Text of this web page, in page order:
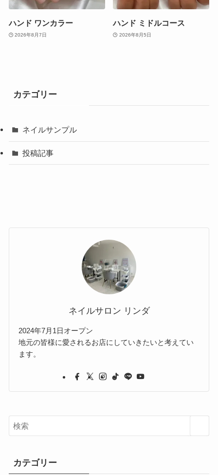
ハンド ワンカラー
2026年8月7日
ハンド ミドルコース
2026年8月5日
カテゴリー
ネイルサンプル
投稿記事
ネイルサロン リンダ
2024年7月1日オープン
地元の皆様に愛されるお店にしていきたいと考えてい
ます。
カテゴリー